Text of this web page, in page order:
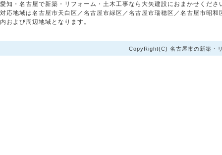
愛知・名古屋で新築・リフォーム・土木工事なら大矢建設におまかせくださ
対応地域は名古屋市天白区／名古屋市緑区／名古屋市瑞穂区／名古屋市昭
内および周辺地域となります。
CopyRight(C) 名古屋市の新築・